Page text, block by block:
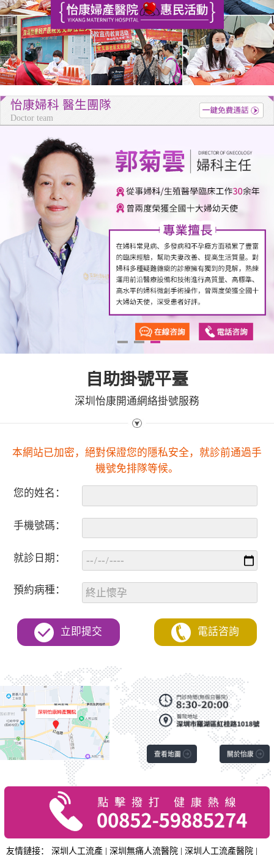
怡康婦科 醫生團隊
Doctor team
自助掛號平臺
深圳怡康開通網絡掛號服務
本網站已加密，絕對保證您的隱私安全，就診前通過手
機號免排隊等候。
您的姓名：
手機號碼：
就診日期：
預約病種：
立即提交 電話咨詢
友情鏈接： 深圳人工流產 深圳無痛人流醫院 深圳人工流產醫院